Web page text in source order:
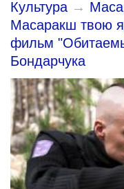
Культура→
Масаракш твою
фильм
Бондарчука